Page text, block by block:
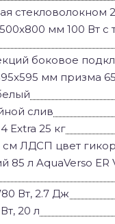
стекловолокном
мм 100 Вт
боковое
мм призма
слив
Extra 25 кг
см ЛДСП цвет
л AquaVerso ER
Вт, 2.7 Дж
20 л